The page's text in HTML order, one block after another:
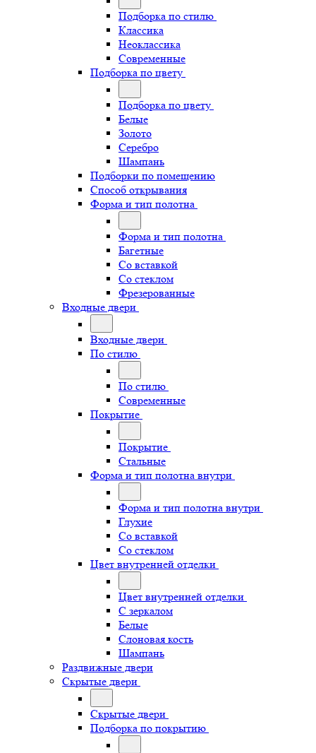
Подборка по стилю
Классика
Неоклассика
Современные
Подборка по цвету
Подборка по цвету
Белые
Золото
Серебро
Шампань
Подборки по помещению
Способ открывания
Форма и тип полотна
Форма и тип полотна
Багетные
Со вставкой
Со стеклом
Фрезерованные
Входные двери
Входные двери
По стилю
По стилю
Современные
Покрытие
Покрытие
Стальные
Форма и тип полотна внутри
Форма и тип полотна внутри
Глухие
Со вставкой
Со стеклом
Цвет внутренней отделки
Цвет внутренней отделки
С зеркалом
Белые
Слоновая кость
Шампань
Раздвижные двери
Скрытые двери
Скрытые двери
Подборка по покрытию